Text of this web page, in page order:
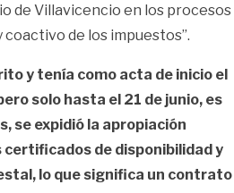
de Villavicencio en los procesos
de los impuestos”.
y tenía como acta de inicio el
solo hasta el 21 de junio, es
se expidió la apropiación
de disponibilidad y
lo que significa un contrato